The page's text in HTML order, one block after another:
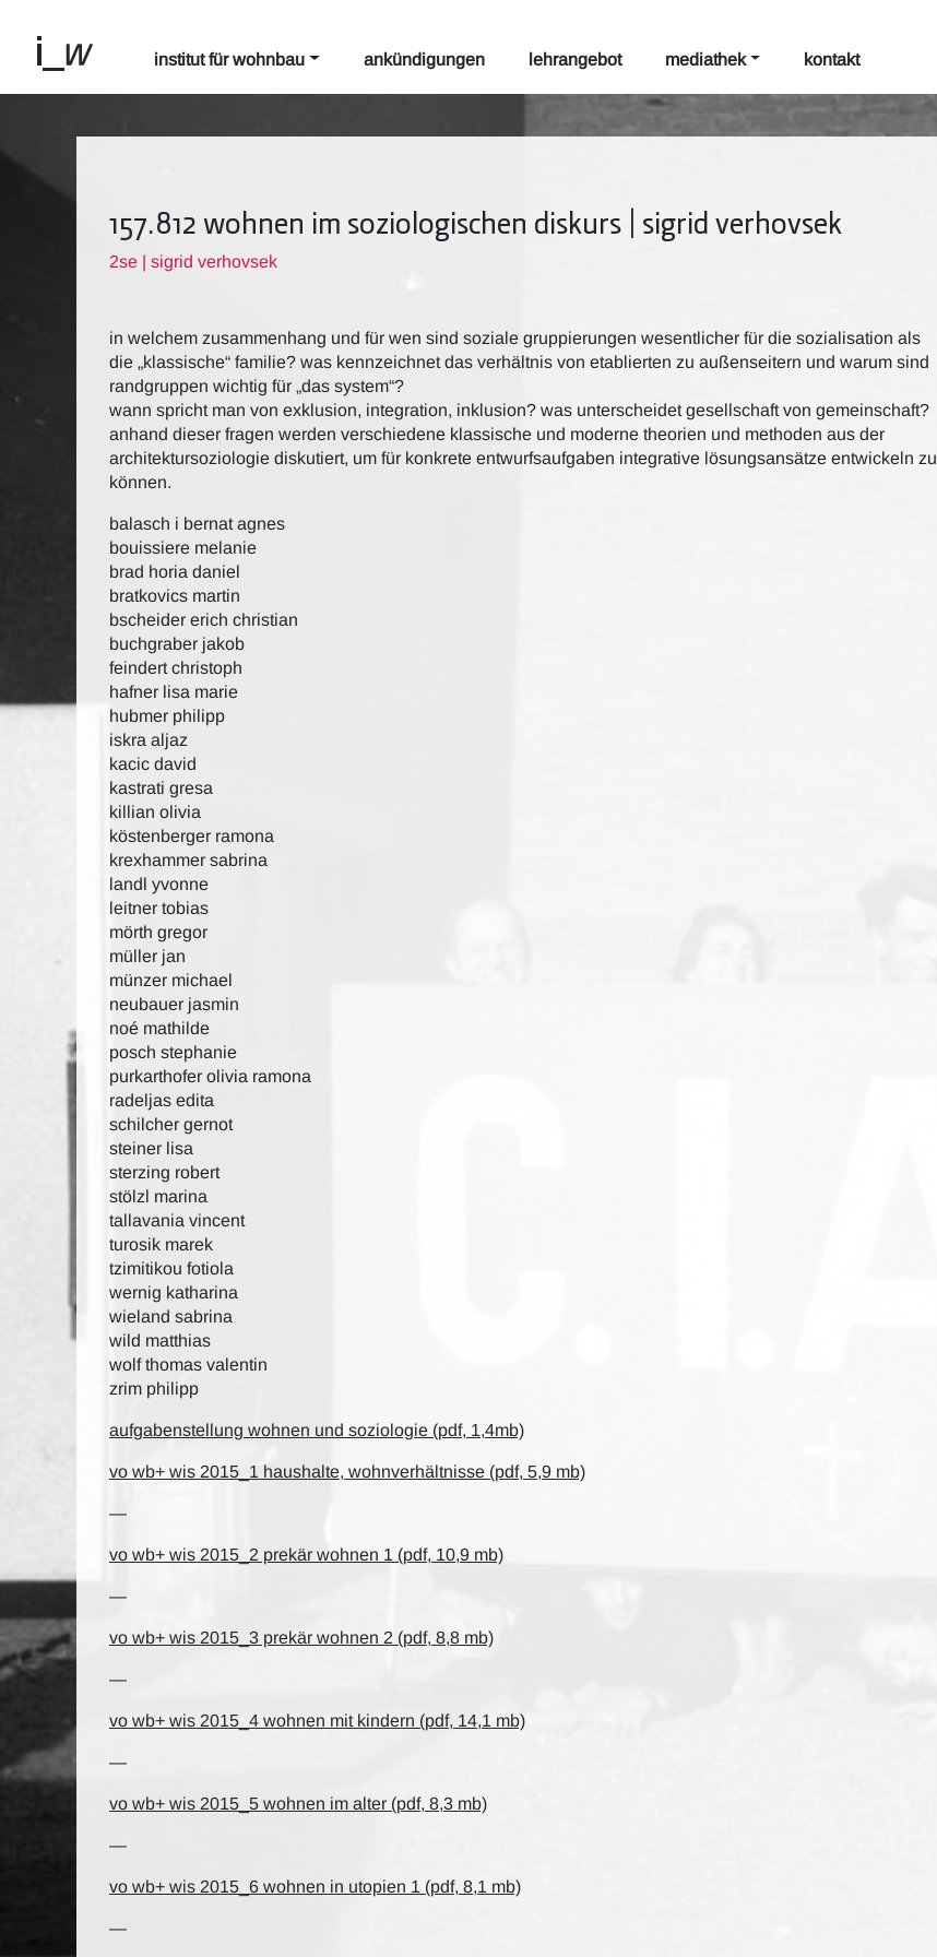
institut für wohnbau ankündigungen lehrangebot mediathek kontakt
157.812 wohnen im soziologischen diskurs | sigrid verhovsek
2se | sigrid verhovsek
in welchem zusammenhang und für wen sind soziale gruppierungen wesentlicher für die sozialisation als
die „klassische“ familie? was kennzeichnet das verhältnis von etablierten zu außenseitern und warum sind
randgruppen wichtig für „das system“?
wann spricht man von exklusion, integration, inklusion? was unterscheidet gesellschaft von gemeinschaft?
anhand dieser fragen werden verschiedene klassische und moderne theorien und methoden aus der
architektursoziologie diskutiert, um für konkrete entwurfsaufgaben integrative lösungsansätze entwickeln zu
können.
balasch i bernat agnes
bouissiere melanie
brad horia daniel
bratkovics martin
bscheider erich christian
buchgraber jakob
feindert christoph
hafner lisa marie
hubmer philipp
iskra aljaz
kacic david
kastrati gresa
killian olivia
köstenberger ramona
krexhammer sabrina
landl yvonne
leitner tobias
mörth gregor
müller jan
münzer michael
neubauer jasmin
noé mathilde
posch stephanie
purkarthofer olivia ramona
radeljas edita
schilcher gernot
steiner lisa
sterzing robert
stölzl marina
tallavania vincent
turosik marek
tzimitikou fotiola
wernig katharina
wieland sabrina
wild matthias
wolf thomas valentin
zrim philipp
aufgabenstellung wohnen und soziologie (pdf, 1,4mb)
vo wb+ wis 2015_1 haushalte, wohnverhältnisse (pdf, 5,9 mb)
—
vo wb+ wis 2015_2 prekär wohnen 1 (pdf, 10,9 mb)
—
vo wb+ wis 2015_3 prekär wohnen 2 (pdf, 8,8 mb)
—
vo wb+ wis 2015_4 wohnen mit kindern (pdf, 14,1 mb)
—
vo wb+ wis 2015_5 wohnen im alter (pdf, 8,3 mb)
—
vo wb+ wis 2015_6 wohnen in utopien 1 (pdf, 8,1 mb)
—